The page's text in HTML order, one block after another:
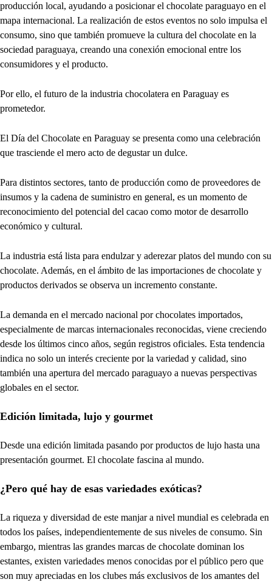
producción local, ayudando a posicionar el chocolate paraguayo en el
mapa internacional. La realización de estos eventos no solo impulsa el
consumo, sino que también promueve la cultura del chocolate en la
sociedad paraguaya, creando una conexión emocional entre los
consumidores y el producto.
Por ello, el futuro de la industria chocolatera en Paraguay es
prometedor.
El Día del Chocolate en Paraguay se presenta como una celebración
que trasciende el mero acto de degustar un dulce.
Para distintos sectores, tanto de producción como de proveedores de
insumos y la cadena de suministro en general, es un momento de
reconocimiento del potencial del cacao como motor de desarrollo
económico y cultural.
La industria está lista para endulzar y aderezar platos del mundo con su
chocolate. Además, en el ámbito de las importaciones de chocolate y
productos derivados se observa un incremento constante.
La demanda en el mercado nacional por chocolates importados,
especialmente de marcas internacionales reconocidas, viene creciendo
desde los últimos cinco años, según registros oficiales. Esta tendencia
indica no solo un interés creciente por la variedad y calidad, sino
también una apertura del mercado paraguayo a nuevas perspectivas
globales en el sector.
Edición limitada, lujo y gourmet
Desde una edición limitada pasando por productos de lujo hasta una
presentación gourmet. El chocolate fascina al mundo.
¿Pero qué hay de esas variedades exóticas?
La riqueza y diversidad de este manjar a nivel mundial es celebrada en
todos los países, independientemente de sus niveles de consumo. Sin
embargo, mientras las grandes marcas de chocolate dominan los
estantes, existen variedades menos conocidas por el público pero que
son muy apreciadas en los clubes más exclusivos de los amantes del